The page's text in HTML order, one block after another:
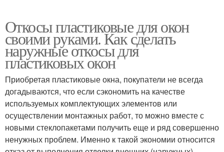
Откосы пластиковые для окон
своими руками. Как сделать
наружные откосы для
пластиковых окон
Приобретая пластиковые окна, покупатели не всегда
догадываются, что если сэкономить на качестве
используемых комплектующих элементов или
осуществлении монтажных работ, то можно вместе с
новыми стеклопакетами получить еще и ряд совершенно
ненужных проблем. Именно к такой экономии относится